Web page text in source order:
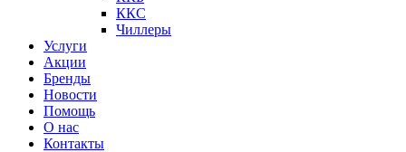
ККС
Чиллеры
Услуги
Акции
Бренды
Новости
Помощь
О нас
Контакты